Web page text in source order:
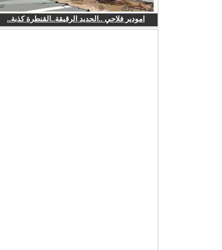
امودير فلاحي ..الحديد الرقيقة..القنطرة كذبة..